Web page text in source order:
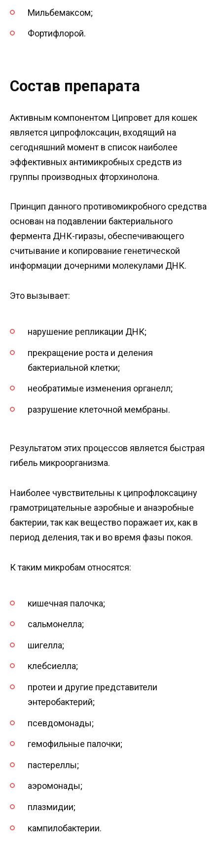
Мильбемаксом;
Фортифлорой.
Состав препарата
Активным компонентом Ципровет для кошек
является ципрофлоксацин, входящий на
сегодняшний момент в список наиболее
эффективных антимикробных средств из
группы производных фторхинолона.
Принцип данного противомикробного средства
основан на подавлении бактериального
фермента ДНК-гиразы, обеспечивающего
считывание и копирование генетической
информации дочерними молекулами ДНК.
Это вызывает:
нарушение репликации ДНК;
прекращение роста и деления
бактериальной клетки;
необратимые изменения органелл;
разрушение клеточной мембраны.
Результатом этих процессов является быстрая
гибель микроорганизма.
Наиболее чувствительны к ципрофлоксацину
грамотрицательные аэробные и анаэробные
бактерии, так как вещество поражает их, как в
период деления, так и во время фазы покоя.
К таким микробам относятся:
кишечная палочка;
сальмонелла;
шигелла;
клебсиелла;
протеи и другие представители
энтеробактерий;
псевдомонады;
гемофильные палочки;
пастереллы;
аэромонады;
плазмидии;
кампилобактерии.